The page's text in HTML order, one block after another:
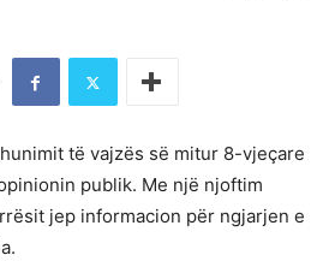
të vajzës së mitur 8-vjeçare
publik. Me një njoftim
jep informacion për ngjarjen e